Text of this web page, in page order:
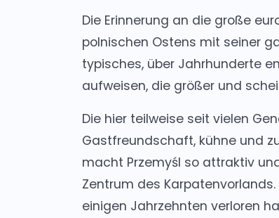
Die Erinnerung an die große
polnischen Ostens mit seiner
typisches, über Jahrhunderte
aufweisen, die größer und
Die hier teilweise seit vielen
Gastfreundschaft, kühne und
macht Przemyśl so attraktiv
Zentrum des
einigen Jahrzehnten verloren